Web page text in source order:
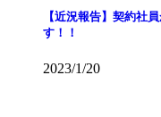
【近況報告】契約社
す！！
2023/1/20